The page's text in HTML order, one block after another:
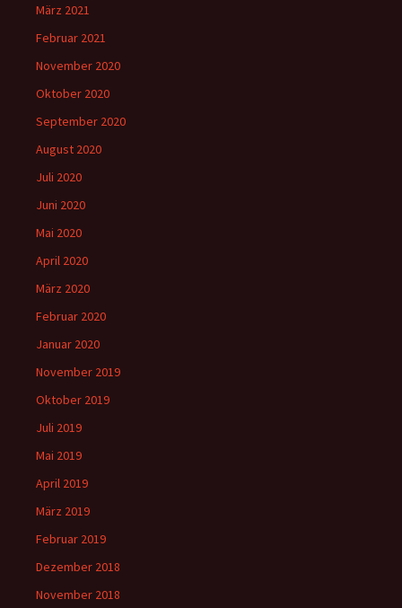
März 2021
Februar 2021
November 2020
Oktober 2020
September 2020
August 2020
Juli 2020
Juni 2020
Mai 2020
April 2020
März 2020
Februar 2020
Januar 2020
November 2019
Oktober 2019
Juli 2019
Mai 2019
April 2019
März 2019
Februar 2019
Dezember 2018
November 2018